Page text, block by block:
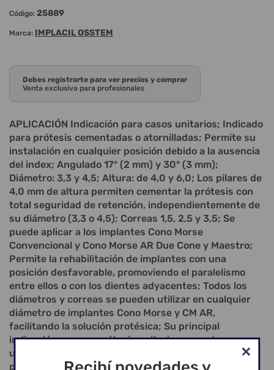
Código: 25889
Marca: IMPLACIL OSSTEM
Debes registrarte para ver precios y comprar
Venta exclusiva para profesionales
APLICACIÓN Indicación para casos unitarios; Indicado
para prótesis cementadas o atornilladas; Permite su
instalación en cualquier posición debido a la ausencia
del index; Angulado 17° (2 mm) y 30° (3 mm);
Diámetro: 3,3 y 4,5; Altura: de 4,0 y 6,0; Los pilares de
4,0 mm de altura permiten cementar la prótesis con
total seguridad de retención, independientemente de
su diámetro (3,3 o 4,5); Correas 1,5, 2,5 y 3,5; Se
puede aplicar a los implantes Cono Morse
Convencional y Cono Morse AR Due Cone y Maestro;
Permite la rehabilitación de implantes con una
posición desfavorable, promoviendo el paralelismo
entre ellos o con los dientes adyacentes; Todos los
diámetros y correas se pueden utilizar en cualquier
diámetro de implantes Cono Morse y CM AR,
facilitando la solución protésica; Su principal
indicación es para prótesis unitarias y puede
utilizarse para prótesis múltiples; En casos de
prótesis múltiples, se requiere paralelismo; Dispone